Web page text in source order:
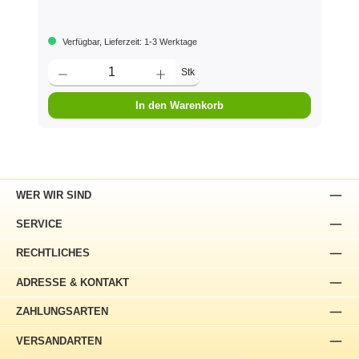
Verfügbar, Lieferzeit: 1-3 Werktage
Stk
In den Warenkorb
ADRESSE & KONTAKT
WER WIR SIND
SERVICE
RECHTLICHES
ZAHLUNGSARTEN
VERSANDARTEN